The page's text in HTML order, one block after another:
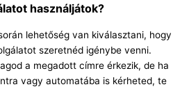
használjátok?
lehetőség van kiválasztani, hogy
szeretnéd igénybe venni.
a megadott címre érkezik, de ha
vagy automatába is kérheted, te